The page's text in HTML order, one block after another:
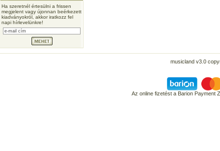
Ha szeretnél értesülni a frissen
megjelent vagy újonnan beérkezett
kiadványokról, akkor iratkozz fel
napi hírlevelünkre!
musicland v3.0
Az online fizetést a Barion Payment